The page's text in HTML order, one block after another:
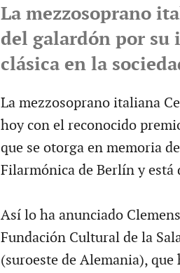
La mezzosoprano
del galardón por su
clásica en la
La mezzosoprano italiana
hoy con el reconocido
que se otorga en memoria
Filarmónica de Berlín y está
Así lo ha anunciado
Fundación Cultural de la
(suroeste de Alemania), que